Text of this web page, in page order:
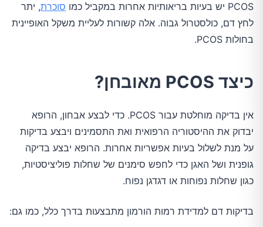
PCOS יש בעיות בריאותיות אחרות במקביל כמו סוכרת, יתר
לחץ דם, כולסטרול גבוה. אלה קשורות לעליית משקל האופיינית
בחולות PCOS.
כיצד PCOS מאובחן?
אין בדיקה מוחלטת עבור PCOS. כדי לבצע אבחון, הרופא
יבדוק את ההיסטוריה הרפואית ואת התסמינים ויבצע בדיקות
על מנת לשלול בעיות אפשריות אחרות. הרופא יבצע בדיקה
גופנית ושל האגן כדי לחפש סימנים של שחלות פוליציסטיות,
כגון שחלות נפוחות או דגדגן נפוח.
בדיקות דם למדידת רמות הורמון מתבצעות בדרך כלל, כמו גם: